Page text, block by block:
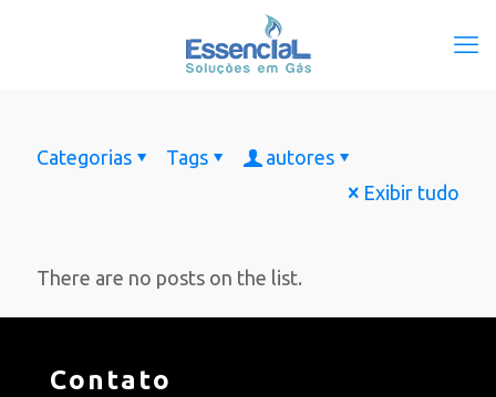
Categorias Tags
autores
Exibir tudo
There are no posts on the list.
Contato